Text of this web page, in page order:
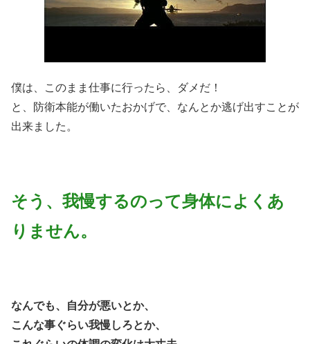
僕は、このまま仕事に行ったら、ダメだ！
と、防衛本能が働いたおかげで、なんとか逃げ出すことが
出来ました。
そう、我慢するのって身体によくあ
りません。
なんでも、自分が悪いとか、
こんな事ぐらい我慢しろとか、